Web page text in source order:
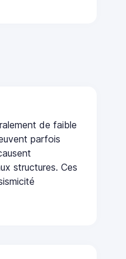
de faible
parfois
structures. Ces